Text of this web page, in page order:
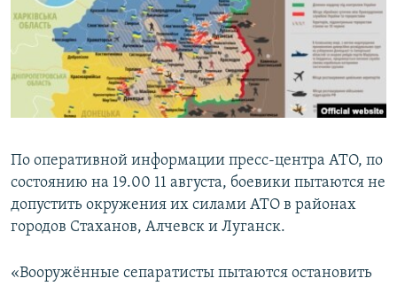
ПОБЕДИТЕЛЕЙ НЕ СУДЯТ?
КРЫМ.НЕПОКОРЕННЫЙ
ELIFBE
УКРАИНСКАЯ ПРОБЛЕМА КРЫМА
ПРИСОЕДИНЯЙТЕСЬ!
По оперативной информации пресс-центра АТО, по
состоянию на 19.00 11 августа, боевики пытаются не
допустить окружения их силами АТО в районах
городов Стаханов, Алчевск и Луганск.
«Вооружённые сепаратисты пытаются остановить